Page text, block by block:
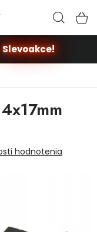
Slevoakce!
hodnotenia